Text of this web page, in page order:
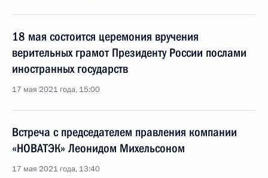
18 мая состоится церемония вручения
верительных грамот Президенту России послами
иностранных государств
17 мая 2021 года, 15:00
Встреча с председателем правления компании
«НОВАТЭК» Леонидом Михельсоном
17 мая 2021 года, 13:40